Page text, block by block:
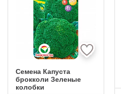
Семена Капуста
брокколи Зеленые
колобки